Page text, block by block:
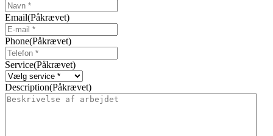
Email(Påkrævet)
Phone(Påkrævet)
Service(Påkrævet)
Description(Påkrævet)